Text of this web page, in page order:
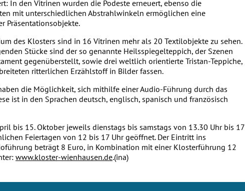
In den Vitrinen wurden die Podeste erneuert, ebenso die
mit unterschiedlichen Abstrahlwinkeln ermöglichen eine
Präsentationsobjekte.
des Klosters sind in 16 Vitrinen mehr als 20 Textilobjekte zu sehen.
Stücke sind der so genannte Heilsspiegelteppich, der Szenen
gegenüberstellt, sowie drei weltlich orientierte Tristan-Teppiche,
ritterlichen Erzählstoff in Bilder fassen.
die Möglichkeit, sich mithilfe einer Audio-Führung durch das
ist in den Sprachen deutsch, englisch, spanisch und französisch
bis 15. Oktober jeweils dienstags bis samstags von 13.30 Uhr bis 17
Feiertagen von 12 bis 17 Uhr geöffnet. Der Eintritt ins
beträgt 8 Euro, in Kombination mit einer Klosterführung 12
www.kloster-wienhausen.de.(ina)